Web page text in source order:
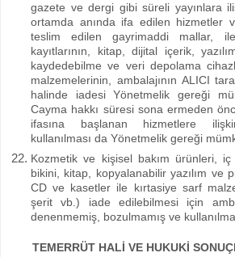
gazete ve dergi gibi süreli yayınlara
ortamda anında ifa edilen hizmetler
teslim edilen gayrimaddi mallar,
kayıtlarının, kitap, dijital içerik,
kaydedebilme ve veri depolama
malzemelerinin, ambalajının ALICI
halinde iadesi Yönetmelik gereği
Cayma hakkı süresi sona ermeden
ifasına başlanan hizmetlere
kullanılması da Yönetmelik gereği
Kozmetik ve kişisel bakım ürünleri,
bikini, kitap, kopyalanabilir yazılım ve
CD ve kasetler ile kırtasiye sarf
şerit vb.) iade edilebilmesi için
denenmemiş, bozulmamış ve
TEMERRÜT HALİ VE HUKUKİ